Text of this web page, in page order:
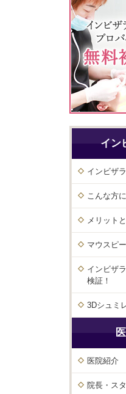
イン
インビザ
こんな方
メリット
マウスピ
インビザ
検証！
3Dシュミ
医院紹介
院長・ス